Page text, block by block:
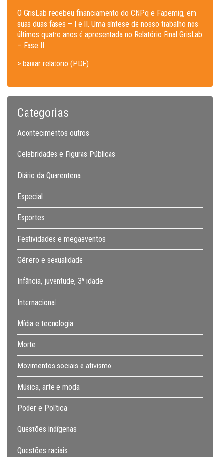
O GrisLab recebeu financiamento do CNPq e Fapemig, em
suas duas fases – I e II. Uma síntese de nosso trabalho nos
últimos quatro anos é apresentada no Relatório Final GrisLab
– Fase II.
> baixar relatório (PDF)
Categorias
Acontecimentos outros
Celebridades e Figuras Públicas
Diário da Quarentena
Especial
Esportes
Festividades e megaeventos
Gênero e sexualidade
Infância, juventude, 3ª idade
Internacional
Mídia e tecnologia
Morte
Movimentos sociais e ativismo
Música, arte e moda
Poder e Política
Questões indígenas
Questões raciais